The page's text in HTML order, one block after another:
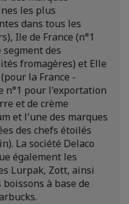
les plus
dans tous les
Ile de France (n°1
segment des
fromagères) et Elle
la France -
n°1 pour l'exportation
et de crème
et l'une des marques
des chefs étoilés
La société Delaco
également les
Lurpak, Zott, ainsi
boissons à base de